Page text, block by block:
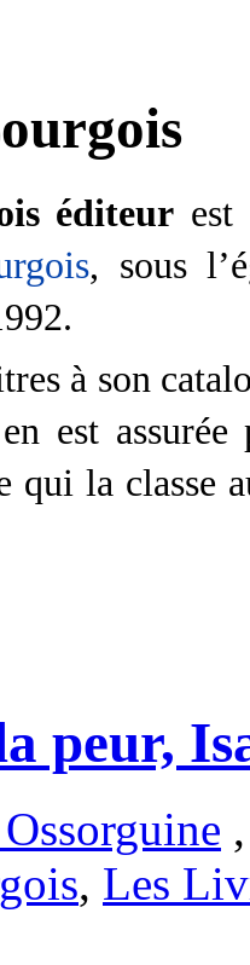
éditeur
, sous
à son
est
qui la classe
peur,
, Les